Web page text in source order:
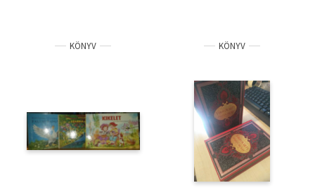
Tankönyv, segédkönyv
Természettudomány
Történelem
KÖNYV KÖNYV